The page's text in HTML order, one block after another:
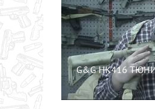
G&G HK416